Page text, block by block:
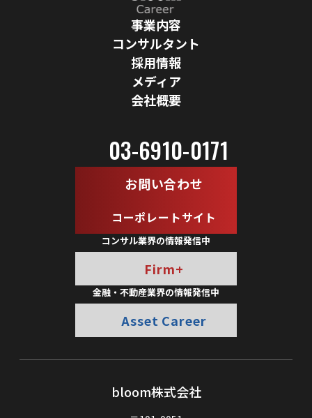
事業内容
コンサルタント
採用情報
メディア
会社概要
bloom株式会社
03-6910-0171
お問い合わせ
コーポレートサイト
コンサル業界の情報発信中
Firm+
金融・不動産業界の情報発信中
Asset Career